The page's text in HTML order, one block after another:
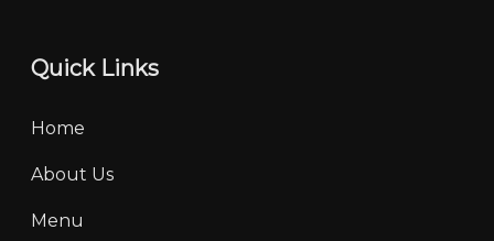
Quick Links
Home
About Us
Menu